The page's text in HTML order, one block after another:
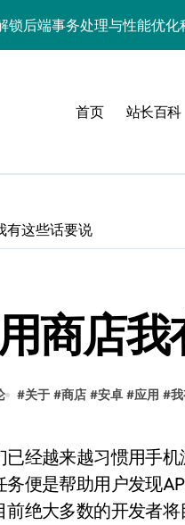
锁后端事务处理与性能优化
能，MySQL事务控制科技实
优化：站长技术升级实战
剖析：科技赋能服务器性能
事务控制与高并发科
带你玩转MySQL事务控制
首页 站长百科
有这些话要说
商店
#关于 #商店 #安卓 #应用 #
便是帮助用户发现
绝大多数的开发者